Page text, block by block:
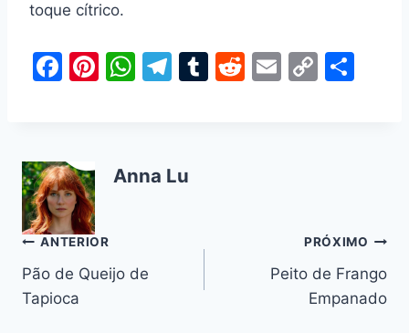
toque cítrico.
F
e
b
o
o
k
Pi
st
W
A
T
a
T
R
E
C
k
Anna Lu
Navegação
de
ANTERIOR
Pão de Queijo de
Tapioca
PRÓXIMO
Peito de Frango
Empanado